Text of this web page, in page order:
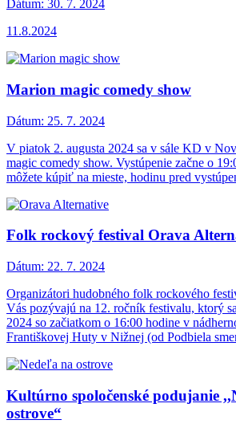
Dátum: 30. 7. 2024
11.8.2024
Marion magic comedy show
Dátum: 25. 7. 2024
V piatok 2. augusta 2024 sa v sále KD v
magic comedy show. Vystúpenie začne o
môžete kúpiť na mieste, hodinu pred
Folk rockový festival Orava
Dátum: 22. 7. 2024
Organizátori hudobného folk rockového
Vás pozývajú na 12. ročník festivalu, ktorý
2024 so začiatkom o 16:00 hodine v
Františkovej Huty v Nižnej (od Podbiela
Kultúrno spoločenské podujanie
ostrove“